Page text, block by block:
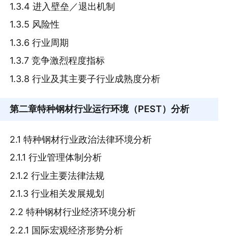
1.3.4 进入壁垒／退出机制
1.3.5 风险性
1.3.6 行业周期
1.3.7 竞争激烈程度指标
1.3.8 行业及其主要子行业成熟度分析
第二章特种钢材行业运行环境（PEST）分析
2.1 特种钢材行业政治法律环境分析
2.1.1 行业管理体制分析
2.1.2 行业主要法律法规
2.1.3 行业相关发展规划
2.2 特种钢材行业经济环境分析
2.2.1 国际宏观经济形势分析